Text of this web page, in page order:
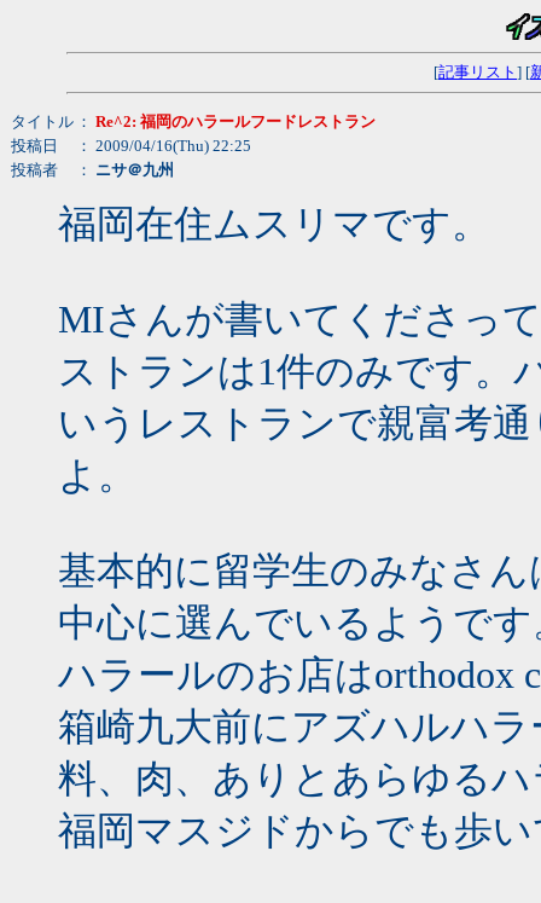
[記事リスト ] [
タイトル ： Re^2: 福岡のハラールフードレストラン
投稿日
： 2009/04/16(Thu) 22:25
投稿者
： ニサ＠九州
福岡在住ムスリマです。
MIさんが書いてくださっ
ストランは1件のみです。
いうレストランで親富考
よ。
基本的に留学生のみなさ
中心に選んでいるようです
ハラールのお店はorthodox
箱崎九大前にアズハルハ
料、肉、ありとあらゆる
福岡マスジドからでも歩